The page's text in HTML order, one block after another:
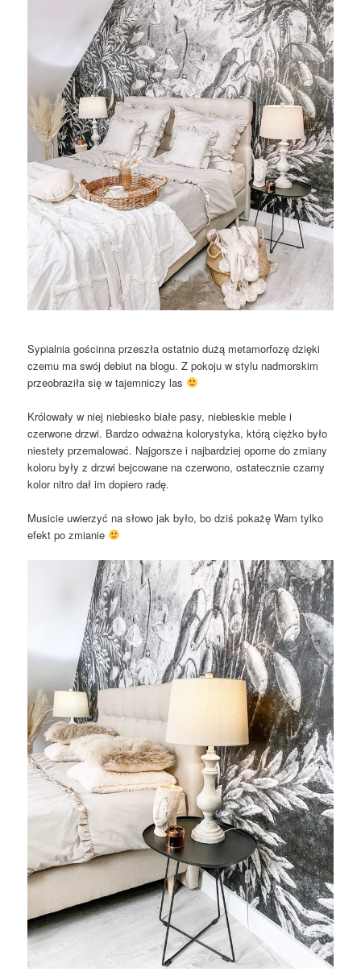
Sypialnia gościnna przeszła ostatnio dużą metamorfozę dzięki
czemu ma swój debiut na blogu. Z pokoju w stylu nadmorskim
przeobraziła się w tajemniczy las
Królowały w niej niebiesko białe pasy, niebieskie meble i
czerwone drzwi. Bardzo odważna kolorystyka, którą ciężko było
niestety przemalować. Najgorsze i najbardziej oporne do zmiany
koloru były z drzwi bejcowane na czerwono, ostatecznie czarny
kolor nitro dał im dopiero radę.
Musicie uwierzyć na słowo jak było, bo dziś pokażę Wam tylko
efekt po zmianie